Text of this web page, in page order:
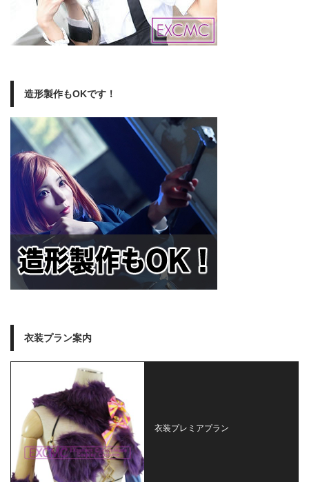
造形製作もOKです！
衣装プラン案内
衣装プレミアプラン